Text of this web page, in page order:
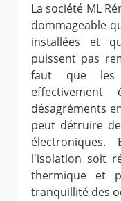
La société ML
dommageable
installées et
puissent pas
faut que les
désagréments
peut détruire
l'isolation soit
thermique et
tranquillité des